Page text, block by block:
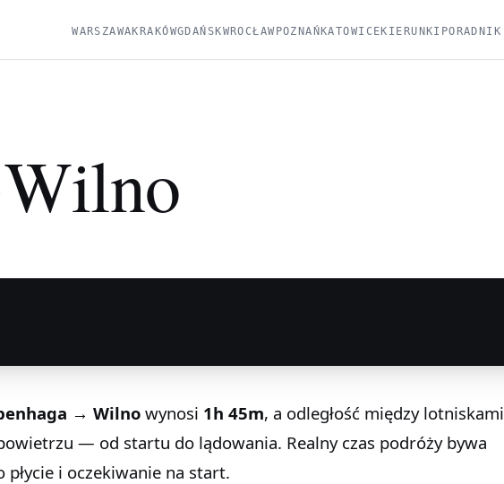
WARSZAWAKRAKÓWGDAŃSKWROCŁAW POZNAŃKATOWICEKIERUNKI PORADNIK
Wilno
→ Wilnowynosi 1h 45m, a odległość między lotniskami
— od startu do lądowania. Realny czas podróży bywa
płycie i oczekiwanie na start.